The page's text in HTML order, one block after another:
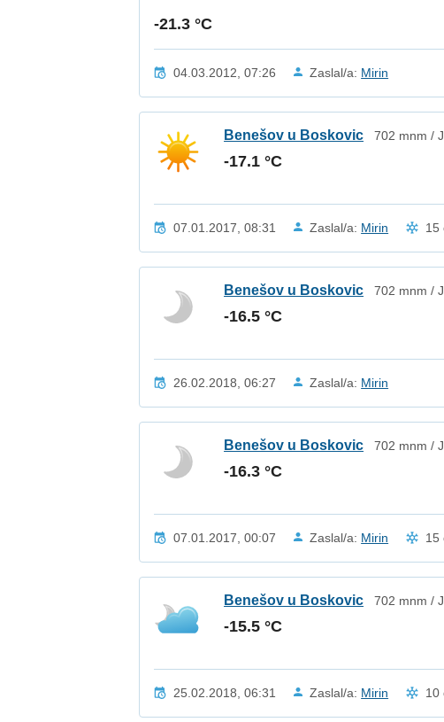
-21.3 °C
04.03.2012, 07:26 Zaslal/a: Mirin
Benešov u Boskovic 702 mnm /
-17.1 °C
07.01.2017, 08:31 Zaslal/a: Mirin 15
Benešov u Boskovic 702 mnm /
-16.5 °C
26.02.2018, 06:27 Zaslal/a: Mirin
Benešov u Boskovic 702 mnm /
-16.3 °C
07.01.2017, 00:07 Zaslal/a: Mirin 15
Benešov u Boskovic 702 mnm /
-15.5 °C
25.02.2018, 06:31 Zaslal/a: Mirin 10